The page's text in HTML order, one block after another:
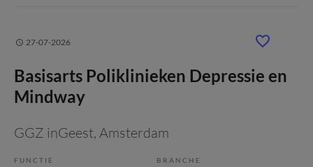
27-07-2026
Basisarts Poliklinieken Depressie en
Mindway
GGZ inGeest, Amsterdam
FUNCTIE BRANCHE